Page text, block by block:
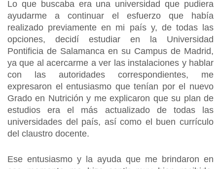
Lo que buscaba era una universidad que pudiera
ayudarme a continuar el esfuerzo que había
realizado previamente en mi país y, de todas las
opciones, decidí estudiar en la Universidad
Pontificia de Salamanca en su Campus de Madrid,
ya que al acercarme a ver las instalaciones y hablar
con las autoridades correspondientes, me
expresaron el entusiasmo que tenían por el nuevo
Grado en Nutrición y me explicaron que su plan de
estudios era el más actualizado de todas las
universidades del país, así como el buen currículo
del claustro docente.
Ese entusiasmo y la ayuda que me brindaron en